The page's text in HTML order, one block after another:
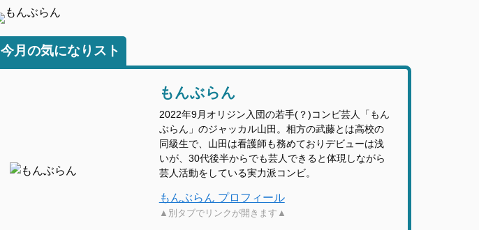
今月の気になりスト
もんぶらん
2022年9月オリジン入団の若手(？)コンビ芸人「もん
ぶらん」のジャッカル山田。相方の武藤とは高校の
同級生で、山田は看護師も務めておりデビューは浅
いが、30代後半からでも芸人できると体現しながら
芸人活動をしている実力派コンビ。
もんぶらん プロフィール
▲別タブでリンクが開きます▲